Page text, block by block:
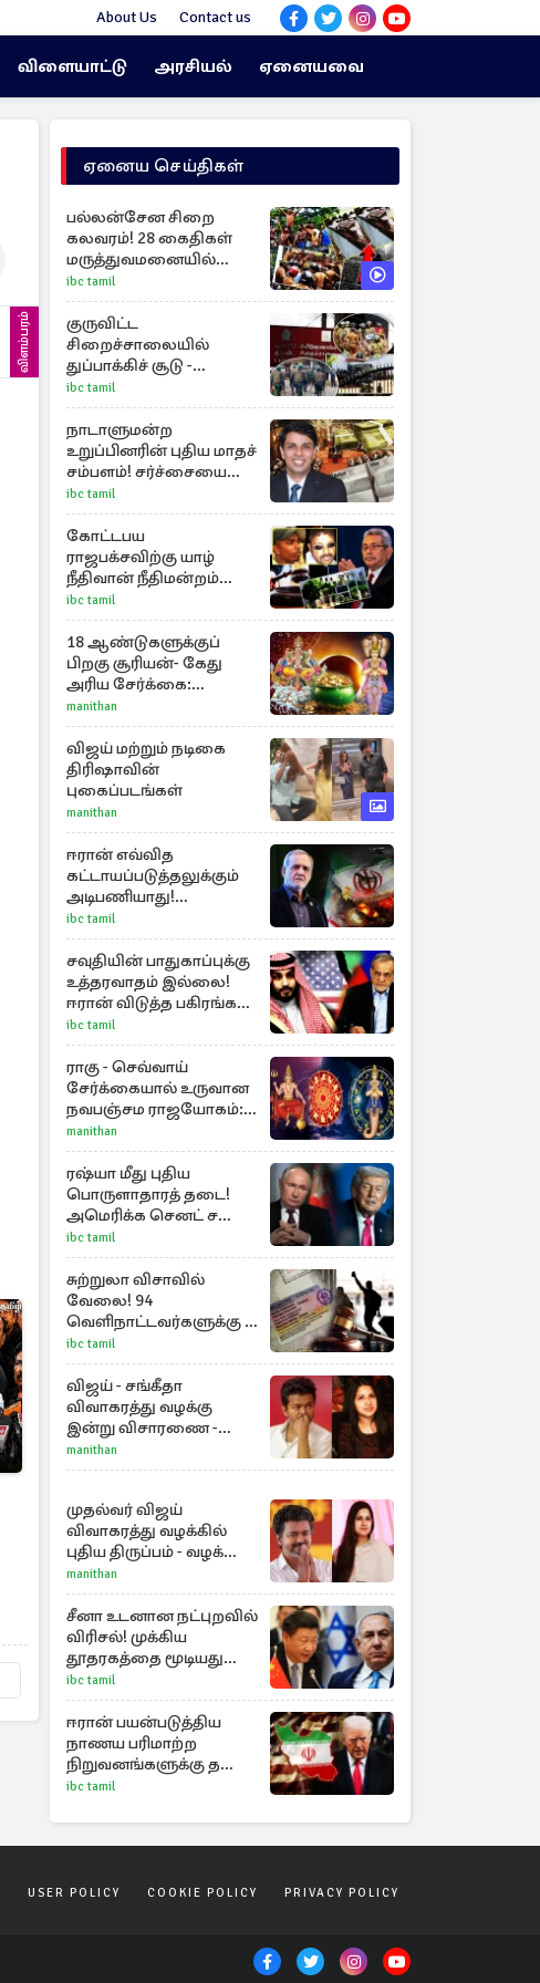
About Us Contact us
விளையாட்டு அரசியல் ஏனையவை
விளம்பரம்
ஏனைய செய்திகள்
பல்லன்சேன சிறை
கலவரம்! 28 கைதிகள்
மருத்துவமனையில்
அனுமதி
ibc tamil
குருவிட்ட
சிறைச்சாலையில்
துப்பாக்கிச் சூடு -
நீதியமைச்சரின்
அறிவிப்பு
ibc tamil
நாடாளுமன்ற
உறுப்பினரின் புதிய மாதச்
சம்பளம்! சர்ச்சையை
கிளப்பிய அர்ச்சுனாவின்
அறிக்கை
ibc tamil
கோட்டபய
ராஜபக்சவிற்கு யாழ்
நீதிவான் நீதிமன்றம்
பிறப்பித்த விசேட
உத்தரவு!
ibc tamil
18 ஆண்டுகளுக்குப்
பிறகு சூரியன்- கேது
அரிய சேர்க்கை:
அதிர்ஷ்டம் பெறும் 3
ராசிகள்!
manithan
விஜய் மற்றும் நடிகை
திரிஷாவின்
புகைப்படங்கள்
manithan
ஈரான் எவ்வித
கட்டாயப்படுத்தலுக்கும்
அடிபணியாது!
பெசெஷ்கியன்
அறிவிப்பு
ibc tamil
சவுதியின் பாதுகாப்புக்கு
உத்தரவாதம் இல்லை!
ஈரான் விடுத்த பகிரங்க
எச்சரிக்கை
ibc tamil
ராகு - செவ்வாய்
சேர்க்கையால் உருவான
நவபஞ்சம ராஜயோகம்:
அதிர்ஷ்டம் பெறும் 3
ராசிகள்!
manithan
ரஷ்யா மீது புதிய
பொருளாதாரத் தடை!
அமெரிக்க செனட் சபை
ஒப்புதல்
ibc tamil
சுற்றுலா விசாவில்
வேலை! 94
வெளிநாட்டவர்களுக்கு 7
மில்லியன் ரூபா
அபராதம்
ibc tamil
விஜய் - சங்கீதா
விவாகரத்து வழக்கு
இன்று விசாரணை -
காணொளி மூலம்
ஆஜராக வாய்ப்பு
manithan
முதல்வர் விஜய்
விவாகரத்து வழக்கில்
புதிய திருப்பம் - வழக்கை
வாபஸ் பெற்ற சங்கீதா!
manithan
சீனா உடனான நட்புறவில்
விரிசல்! முக்கிய
தூதரகத்தை மூடியது
இஸ்ரேல்
ibc tamil
ஈரான் பயன்படுத்திய
நாணய பரிமாற்ற
நிறுவனங்களுக்கு தடை
விதித்த அமெரிக்கா
ibc tamil
USER POLICY COOKIE POLICY PRIVACY POLICY